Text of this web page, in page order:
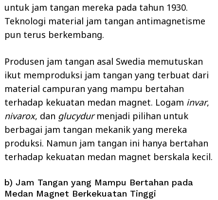
untuk jam tangan mereka pada tahun 1930.
Teknologi material jam tangan antimagnetisme
pun terus berkembang.
Produsen jam tangan asal Swedia memutuskan
ikut memproduksi jam tangan yang terbuat dari
material campuran yang mampu bertahan
terhadap kekuatan medan magnet. Logam invar,
nivarox, dan glucydurmenjadi pilihan untuk
berbagai jam tangan mekanik yang mereka
produksi. Namun jam tangan ini hanya bertahan
terhadap kekuatan medan magnet berskala kecil.
b) Jam Tangan yang Mampu Bertahan pada
Medan Magnet Berkekuatan Tinggi